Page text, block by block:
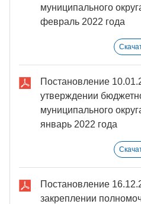
муниципального
февраль 2022 года
Постановление
утверждении
муниципального
январь 2022 года
Постановление
закреплении